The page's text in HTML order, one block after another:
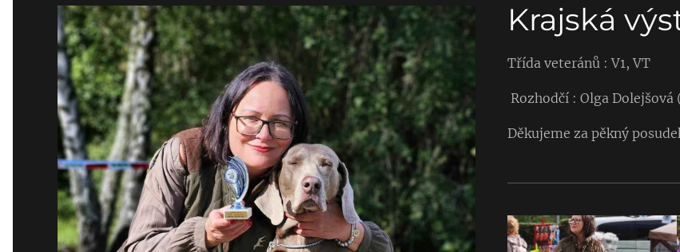
Krajská
Třída veteránů : V1, VT
Rozhodčí : Olga Dolejšová
Děkujeme za pěkný